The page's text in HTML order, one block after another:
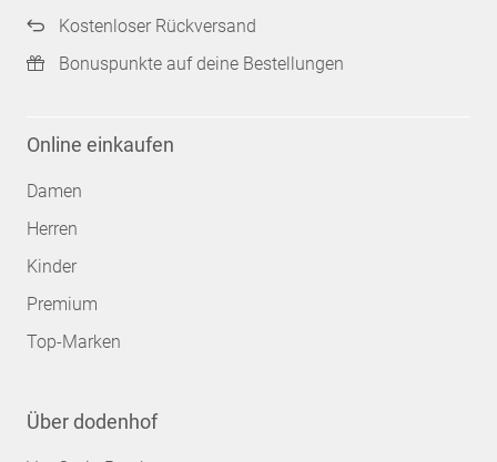
Kostenloser Rückversand
Bonuspunkte auf deine Bestellungen
Online einkaufen
Damen
Herren
Kinder
Premium
Top-Marken
Über dodenhof